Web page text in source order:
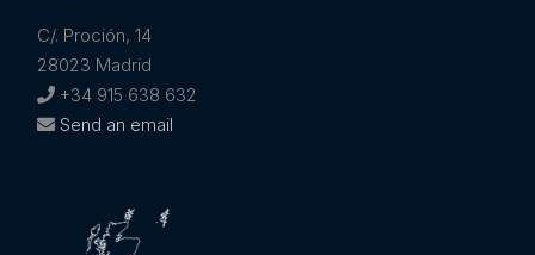
C/. Proción, 14
28023 Madrid
+34 915 638 632
Send an email